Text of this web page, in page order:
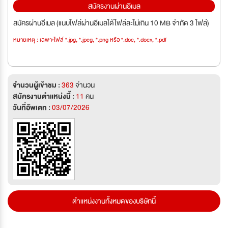
สมัครงานผ่านอีเมล
สมัครผ่านอีเมล (แนบไฟล์ผ่านอีเมลได้ไฟล์ละไม่เกิน 10 MB จำกัด 3 ไฟล์)
หมายเหตุ : เฉพาะไฟล์ *.jpg, *.jpeg, *.png หรือ *.doc, *.docx, *.pdf
จำนวนผู้เข้าชม :363จำนวน
สมัครงานตำแหน่งนี้ : 11 คน
วันที่อัพเดท :03/07/2026
ตำแหน่งงานทั้งหมดของบริษัทนี้